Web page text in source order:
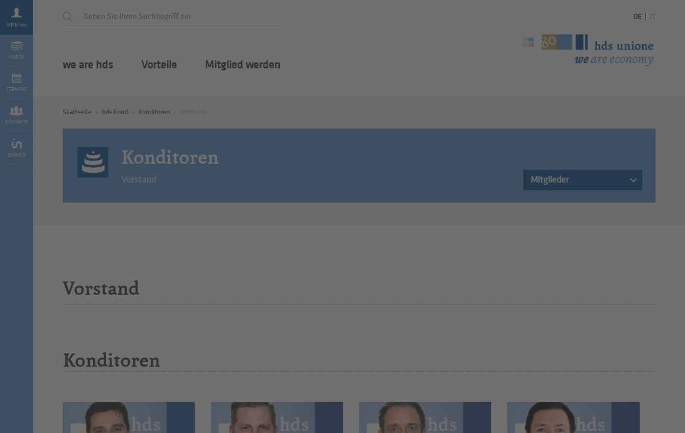
MEIN hds
KURSE
TERMINE
KONTAKTE
SERVICE
DE IT
we are hds Vorteile Mitglied werden
Startseite hds Food Konditoren
Konditoren
Vorstand Mitglieder
Vorstand
Konditoren